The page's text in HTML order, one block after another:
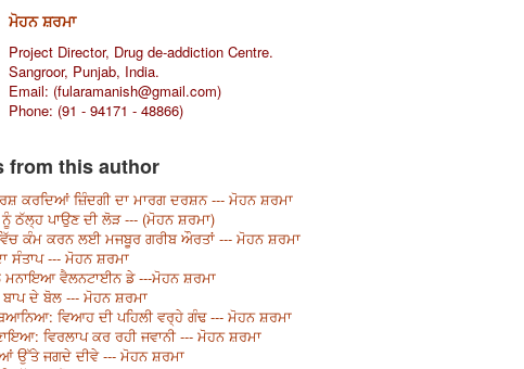
ਮੋਹਨ ਸ਼ਰਮਾ
Project Director, Drug de-addiction Centre.
Sangroor, Punjab, India.
Email: (fularamanish@gmail.com)
Phone: (91 - 94171 - 48866)
from this author
ਕਰਦਿਆਂ ਜ਼ਿੰਦਗੀ ਦਾ ਮਾਰਗ ਦਰਸ਼ਨ --- ਮੋਹਨ ਸ਼ਰਮਾ
ਠੱਲ੍ਹ ਪਾਉਣ ਦੀ ਲੋੜ --- (ਮੋਹਨ ਸ਼ਰਮਾ)
ਕੰਮ ਕਰਨ ਲਈ ਮਜਬੂਰ ਗਰੀਬ ਔਰਤਾਂ --- ਮੋਹਨ ਸ਼ਰਮਾ
ਸੰਤਾਪ --- ਮੋਹਨ ਸ਼ਰਮਾ
ਮਨਾਇਆ ਵੈਲਨਟਾਈਨ ਡੇ ---ਮੋਹਨ ਸ਼ਰਮਾ
ਬਾਪ ਦੇ ਬੋਲ --- ਮੋਹਨ ਸ਼ਰਮਾ
ਵਿਆਹ ਦੀ ਪਹਿਲੀ ਵਰ੍ਹੇ ਗੰਢ --- ਮੋਹਨ ਸ਼ਰਮਾ
ਵਿਰਲਾਪ ਕਰ ਰਹੀ ਜਵਾਨੀ --- ਮੋਹਨ ਸ਼ਰਮਾ
ਉੱਤੇ ਜਗਦੇ ਦੀਵੇ --- ਮੋਹਨ ਸ਼ਰਮਾ